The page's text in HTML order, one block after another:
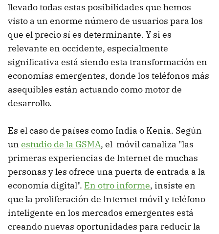
llevado todas estas posibilidades que hemos
visto a un enorme número de usuarios para los
que el precio sí es determinante. Y si es
relevante en occidente, especialmente
significativa está siendo esta transformación en
economías emergentes, donde los teléfonos más
asequibles están actuando como motor de
desarrollo.
Es el caso de países como India o Kenia. Según
un estudio de la GSMA, el móvil canaliza "las
primeras experiencias de Internet de muchas
personas y les ofrece una puerta de entrada a la
economía digital". En otro informe, insiste en
que la proliferación de Internet móvil y teléfono
inteligente en los mercados emergentes está
creando nuevas oportunidades para reducir la